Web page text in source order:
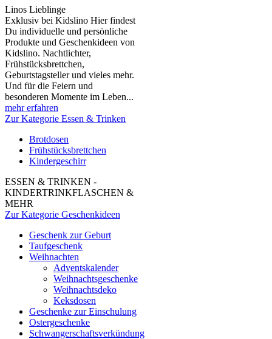
Linos Lieblinge
Exklusiv bei Kidslino Hier findest
Du individuelle und persönliche
Produkte und Geschenkideen von
Kidslino. Nachtlichter,
Frühstücksbrettchen,
Geburtstagsteller und vieles mehr.
Und für die Feiern und
besonderen Momente im Leben...
mehr erfahren
Zur Kategorie Essen & Trinken
Brotdosen
Frühstücksbrettchen
Kindergeschirr
ESSEN & TRINKEN -
KINDERTRINKFLASCHEN &
MEHR
Zur Kategorie Geschenkideen
Geschenk zur Geburt
Taufgeschenk
Weihnachten
Adventskalender
Weihnachtsgeschenke
Weihnachtsdeko
Keksdosen
Geschenke zur Einschulung
Ostergeschenke
Schwangerschaftsverkündung